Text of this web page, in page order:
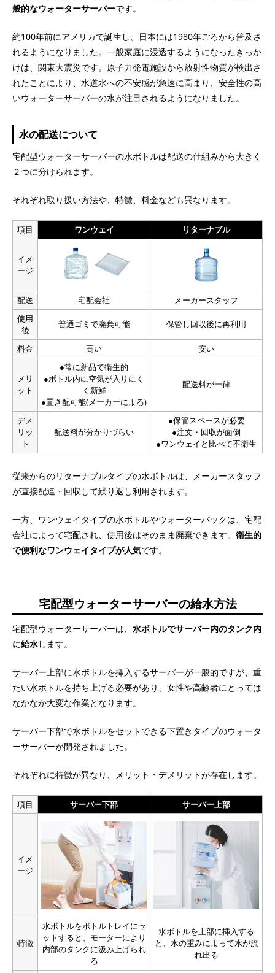
般的なウォーターサーバーです。
約100年前にアメリカで誕生し、日本には1980年ごろから普及さ
れるようになりました。一般家庭に浸透するようになったきっか
けは、関東大震災です。原子力発電施設から放射性物質が検出さ
れたことにより、水道水への不安感が急速に高まり、安全性の高
いウォーターサーバーの水が注目されるようになりました。
水の配送について
宅配型ウォーターサーバーの水ボトルは配送の仕組みから大きく
２つに分けられます。
それぞれ取り扱い方法や、特徴、料金なども異なります。
項目 ワンウェイ リターナブル
イメ
ージ
配送 宅配会社
メーカースタッフ
使用
後
普通ゴミで廃棄可能 保管し回収後に再利用
料金 高い 安い
メリ
ット
●常に新品で衛生的
●ボトル内に空気が入りにく
く新鮮
●置き配可能(メーカーによる)
配送料が一律
デメ
リッ
ト
配送料が分かりづらい
●保管スペースが必要
●注文・回収が面倒
●ワンウェイと比べて不衛生
従来からのリターナブルタイプの水ボトルは、メーカースタッフ
が直接配達・回収して繰り返し利用されます。
一方、ワンウェイタイプの水ボトルやウォーターパックは、宅配
会社によって宅配され、使用後はそのまま廃棄できます。 衛生的
で便利なワンウェイタイプが人気です。
宅配型ウォーターサーバーの給水方法
宅配型ウォーターサーバーは、 水ボトルでサーバー内のタンク内
に給水します。
サーバー上部に水ボトルを挿入するサーバーが一般的ですが、重
たい水ボトルを持ち上げる必要があり、女性や高齢者にとっては
なかなか大変な作業となります。
サーバー下部で水ボトルをセットできる下置きタイプのウォータ
ーサーバーが開発されました。
それぞれに特徴が異なり、メリット・デメリットが存在します。
項目 サーバー下部 サーバー上部
イメ
ージ
特徴
水ボトルをボトルトレイにセ
ットすると、モーターにより
内部のタンクに汲み上げられ
る
水ボトルを上部に挿入する
と、水の重みによって水が流
れ出る